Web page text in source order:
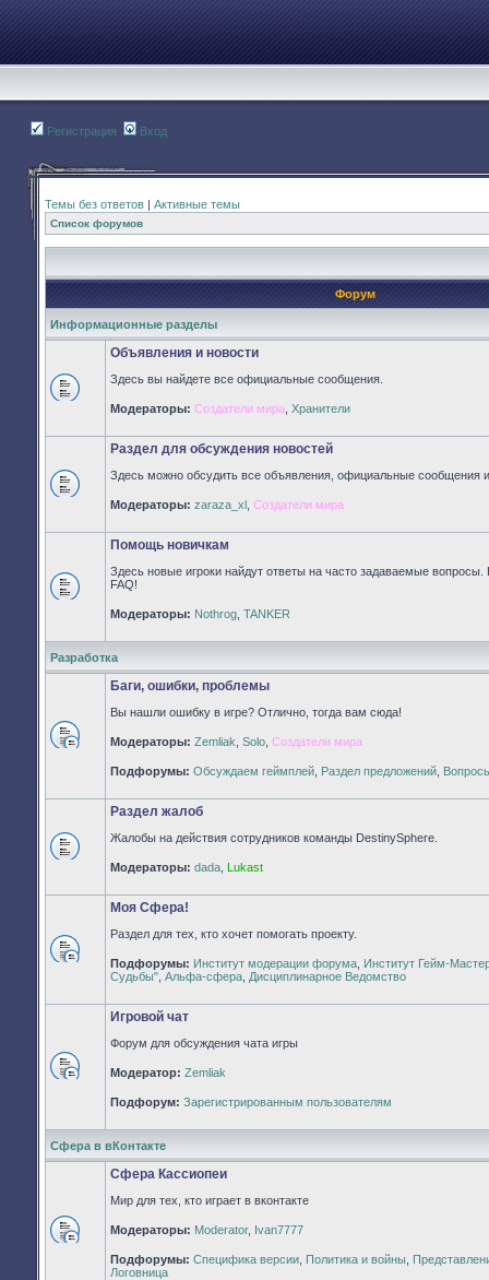
Регистрация Вход
Темы без ответов | Активные темы
Список форумов
Форум
Информационные разделы
Нет
непрочитанных
Объявления и новости
Здесь вы найдете все официальные сообщения.
Модераторы: Создатели мира Хранители
Нет
непрочитанных
Раздел для обсуждения новостей
Здесь можно обсудить все объявления, официальные сообщения и
Модераторы: zaraza_xl Создатели мира
непрочитанных
Помощь новичкам
Здесь новые игроки найдут ответы на часто задаваемые вопросы.
FAQ!
Модераторы: Nothrog TANKER
Разработка
непрочитанных
сообщений
Баги, ошибки, проблемы
Вы нашли ошибку в игре? Отлично, тогда вам сюда!
Модераторы: Zemliak Solo Создатели мира
Подфорумы: Обсуждаем геймплей Раздел предложений
Нет
непрочитанных
Раздел жалоб
Жалобы на действия сотрудников команды DestinySphere.
Модераторы: dada Lukast
Нет
непрочитанных
Моя Сфера!
Раздел для тех, кто хочет помогать проекту.
Подфорумы: Институт модерации форума Институт Гейм-
Судьбы" Альфа-сфера Дисциплинарное Ведомство
непрочитанных
сообщений
Игровой чат
Форум для обсуждения чата игры
Модератор: Zemliak
Подфорум: Зарегистрированным пользователям
Сфера в вКонтакте
непрочитанных
сообщений
Сфера Кассиопеи
Мир для тех, кто играет в вконтакте
Модераторы: Moderator, Ivan7777
Подфорумы: Специфика версии Политика и войны
Логовница